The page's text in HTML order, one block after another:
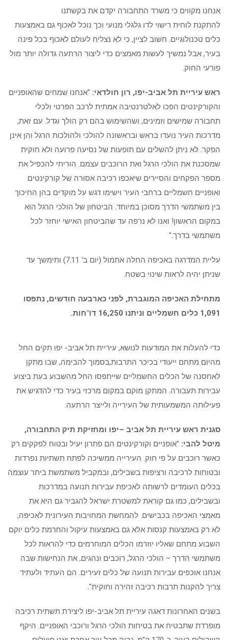
אנחנו מקווים כי משרד התחבורה יקדם את בקשתנו
להתקנת לוחית רישוי לדו גלגלי מנועי וכך נוכל לאכוף גם באמצעות
כלים טכנולוגיים. חשוב לציין, כי לא נצליח לעולם לאכוף בכל פינה
בעיר, אבל נמשיך לעשות מאמצים כדי ליצור הרתעה גדולה יותר מול
פורעי החוק.
ראש עיריית תל אביב-יפו, רון חולדאי: "אנחנו שמחים שהאופניים
והקורקינטים הפכו לאלטרנטיבה אמתית לרכב הפרטי ולכלי
תחבורה שמישים וזמינים, ושהשימוש בהם רק הולך וגדל. עם זאת,
מדרכות העיר נועדו בראש ובראשונה להולכי ולהולכות הרגל והן אינן
הפקר. לא ניתן להשלים עם תופעות של נסיעה פרועה ולא חוקית
שמסכנת את הולכי הרגל ואת הרוכבים עצמם. הוריתי להכפיל את
מספר הפקחים והסיירים שיאכפו רכיבה אסורה של קורקינטים
ואופניים חשמליים ברחבי העיר וישימו דגש על מוקדים בהן החיכוך
בין משתמשי הדרך מסוכן במיוחד. הביטחון של הולכי הרגל הוא
במקום הראשון! ואנו לא נרפה עד שהביטחון האישי יוחזר לכל
משתמשי בדרך."
עליית המדרגה באכיפה החלה אתמול (יום ב' 7.11) ותימשך עד
שניתן יהיה לראות שינוי בשטח.
מתחילת האכיפה המוגברת, לפני כארבעה חודשים, נתפסו
1,091 כלים חשמליים וניתנו 16,250 דו"חות.
כדי להעלות את המודעות לנושא, עיריית תל אביב- יפו תקים החל
מהיום מתחם ייעודי בכיכר התרבות,בסמוך להבימה, שבו מתקן
לאחסנה של הכלים החשמליים שייתפסו החל מהשבוע בעת ביצוע
עבירות תעבורה. המתקן מוקם במקום מרכזי בעיר כדי להדגיש את
פעילותה המשמעותית של העירייה ולייצר הרתעה.
סגנית ראש עיריית תל אביב –יפו ומחזיקת תיק התחבורה,
מיטל להבי: "אופניים וקורקינטים הם פתרון יעיל ובטוח לפקקים רק
כאשר רוכבים על פי חוק. העירייה ממשיכה לפתח תשתיות נפרדות
ובטוחות לרכיבה ורציפות בשבילים, ובמקביל משתמשת ביתר עוצמה
בכלים העומדים לרשותה לאכיפת עבירות תנועה במדרכות
ובשבילים, כמו גם קוראת למשטרת ישראל להגביר גם היא את
מאמצי האכיפה בכבישים. להמחשת המחויבות העירונית לאכיפה,
לא רק באמצעות קנסות אלא גם באמצעות עיקול והחרמת כלים יוקם
השבוע מתחם שאליו יוזרמו הכלים המוחרמים כדי להראות לכל
משתמשי הדרך – הולכי הרגל, רוכבים ונהגים, את הנחישות שבה
אנחנו אוכפים עבירות תנועה של כלים זעירים. הם העתיד ולעתיד
צריך להקנות תרבות רכיבה זהירה וחוקית".
בשנים האחרונות דאגה עיריית תל אביב-יפו ליצירת תשתית רכיבה
מופרדת שתבטיח את בטיחות הולכי הרגל ורוכבי האופניים. היקף